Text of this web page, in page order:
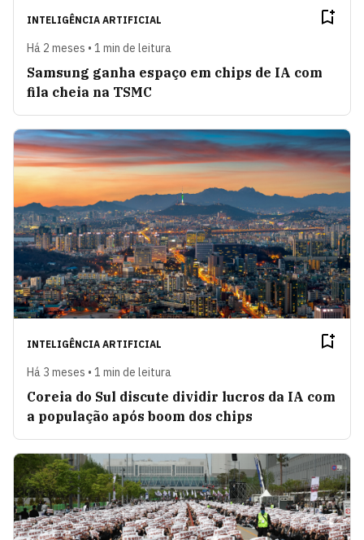
INTELIGÊNCIA ARTIFICIAL
Há 2 meses • 1 min de leitura
Samsung ganha espaço em chips de IA com
fila cheia na TSMC
INTELIGÊNCIA ARTIFICIAL
Há 3 meses • 1 min de leitura
Coreia do Sul discute dividir lucros da IA com
a população após boom dos chips